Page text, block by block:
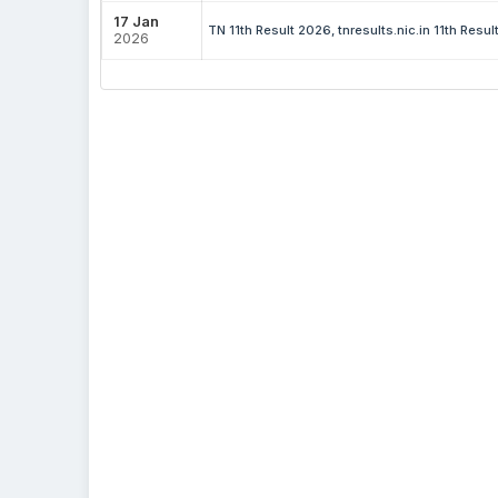
17 Jan
2026
TN 11th Result 2026, tnresults.nic.in 11th Result